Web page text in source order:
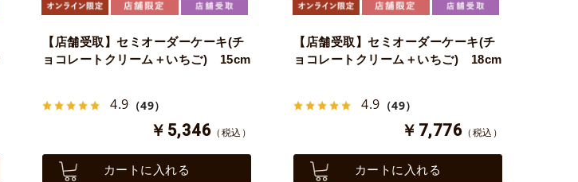
【店舗受取】セミオーダーケーキ(チ
ョコレートクリーム＋いちご) 15cm
4.9 （49）
￥5,346 （税込）
カートに入れる
【店舗受取】セミオーダーケーキ(チ
ョコレートクリーム＋いちご) 18cm
4.9 （49）
￥7,776 （税込）
カートに入れる